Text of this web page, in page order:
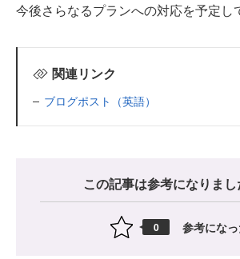
今後さらなるプランへの対応を予定し
関連リンク
ブログポスト（英語）
この記事は参考になりまし
0 参考にな